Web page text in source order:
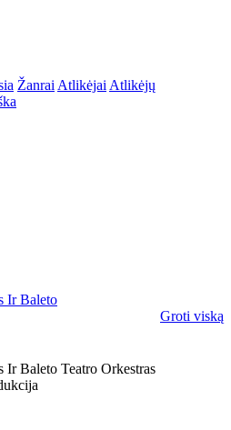
Žanrai Atlikėjai Atlikėjų
Ir Baleto
Groti viską
Baleto Teatro Orkestras